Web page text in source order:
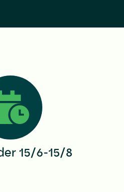
15/6-15/8